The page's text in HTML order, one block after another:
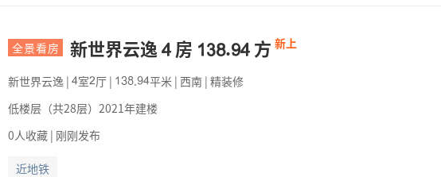
全景看房 新世界云逸 房 .方 新上
新世界云逸 | 室厅 |  .平米 | 西南 | 精装修
低楼层（共28层）2021年建楼
0人收藏 | 刚刚发布
近地铁